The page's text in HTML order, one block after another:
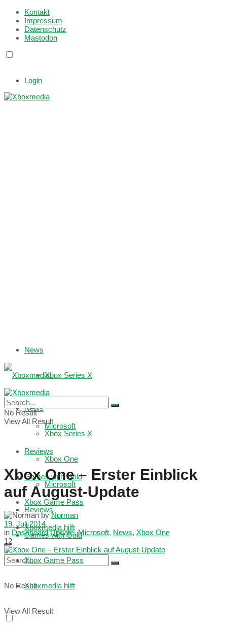
Kontakt
Impressum
Datenschutz
Mastodon
Login
News
Xbox Series X
Microsoft
Reviews
Games with Gold
Xbox Game Pass
Xboxmedia hilft
No Result
View All Result
News
Xbox Series X
Xbox One
Microsoft
Reviews
Games with Gold
Xbox Game Pass
Xboxmedia hilft
No Result
View All Result
Xbox One – Erster Einblick
auf August-Update
by Norman
19. Juli 2014
in Dashboard Update,Microsoft, News, Xbox One
12